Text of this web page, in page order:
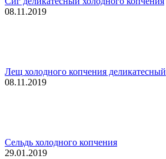
08.11.2019
Лещ холодного копчения деликатесный
08.11.2019
Сельдь холодного копчения
29.01.2019